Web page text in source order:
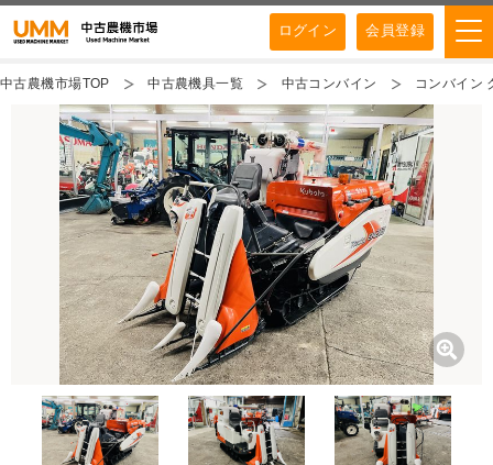
ログイン 会員登録
中古農機市場TOP 中古農機具一覧 中古コンバイン コンバイン